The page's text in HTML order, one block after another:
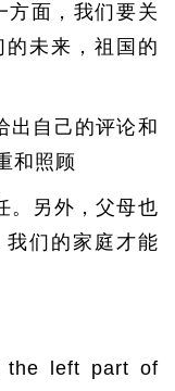
方面，我们要关
未来，祖国的
出自己的评论和
和照顾
。另外，父母也
们的家庭才能
the left part of